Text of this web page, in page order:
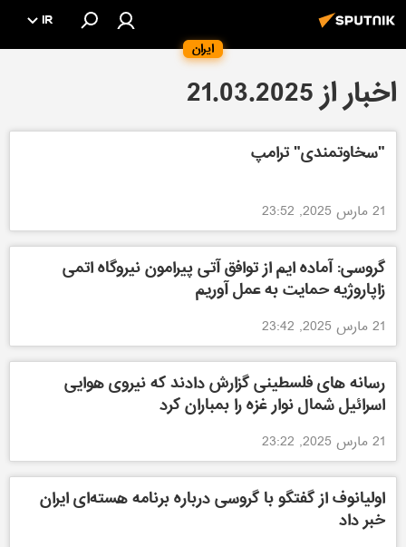
ایران
IR
اخبار از 21.03.2025
"سخاوتمندی" ترامپ
21 مارس 2025, 23:52
گروسی: آماده ایم از توافق آتی پیرامون نیروگاه اتمی
زاپاروژیه حمایت به عمل آوریم
21 مارس 2025, 23:42
رسانه های فلسطینی گزارش دادند که نیروی هوایی
اسرائیل شمال نوار غزه را بمباران کرد
21 مارس 2025, 23:22
اولیانوف از گفتگو با گروسی درباره برنامه هسته‌ای ایران
خبر داد